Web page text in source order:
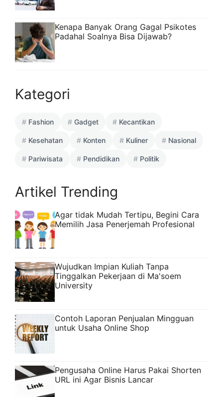
Kenapa Banyak Orang Gagal Psikotes
Padahal Soalnya Bisa Dijawab?
Kategori
Fashion Gadget Kecantikan
Kesehatan Konten Kuliner Nasional
Pariwisata Pendidikan Politik
Artikel Trending
Agar tidak Mudah Tertipu, Begini Cara
Memilih Jasa Penerjemah Profesional
Wujudkan Impian Kuliah Tanpa
Tinggalkan Pekerjaan di Ma'soem
University
Contoh Laporan Penjualan Mingguan
untuk Usaha Online Shop
Pengusaha Online Harus Pakai Shorten
URL ini Agar Bisnis Lancar